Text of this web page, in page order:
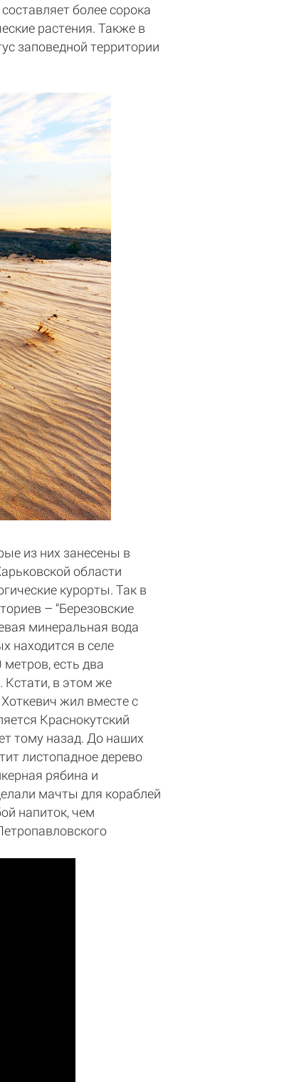
более сорока
растения. Также в
заповедной территории
из них занесены в
области
курорты. Так в
– “Березовские
минеральная вода
находится в селе
есть два
в этом же
жил вместе с
Краснокутский
тому назад. До наших
листопадное дерево
рябина и
мачты для кораблей
напиток, чем